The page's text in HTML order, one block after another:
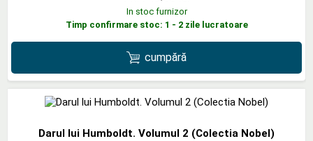
In stoc furnizor
Timp confirmare stoc: 1 - 2 zile lucratoare
cumpără
Darul lui Humboldt. Volumul 2 (Colectia Nobel)